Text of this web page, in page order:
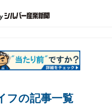
フの記事一覧